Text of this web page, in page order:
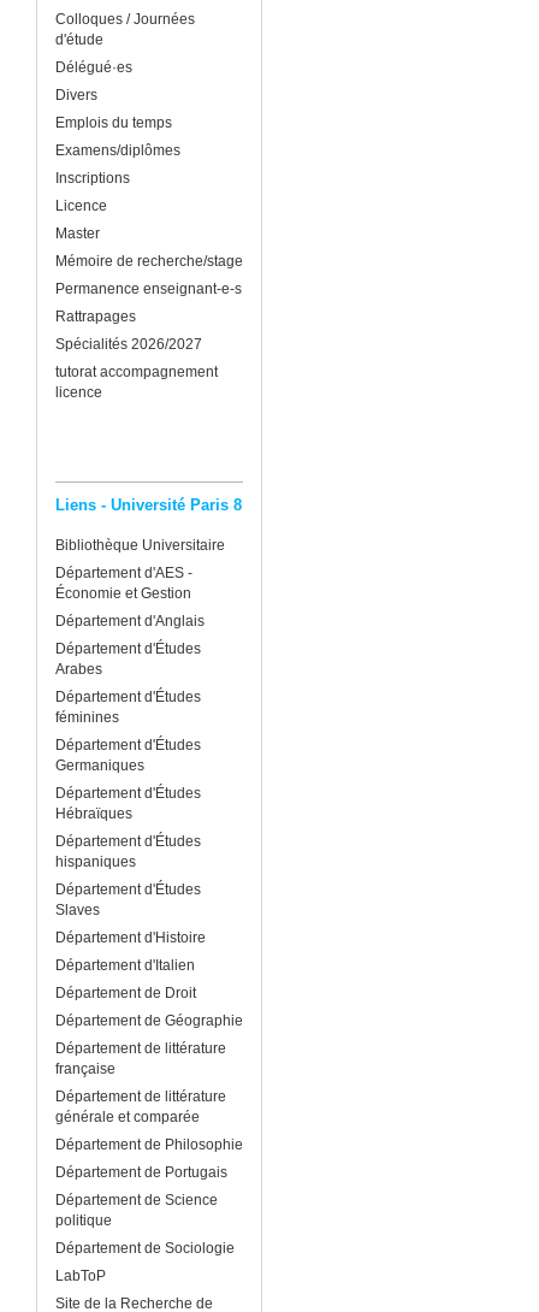
Colloques / Journées
d'étude
Délégué·es
Divers
Emplois du temps
Examens/diplômes
Inscriptions
Licence
Master
Mémoire de recherche/stage
Permanence enseignant-e-s
Rattrapages
Spécialités 2026/2027
tutorat accompagnement
licence
Liens - Université Paris 8
Bibliothèque Universitaire
Département d'AES -
Économie et Gestion
Département d'Anglais
Département d'Études
Arabes
Département d'Études
féminines
Département d'Études
Germaniques
Département d'Études
Hébraïques
Département d'Études
hispaniques
Département d'Études
Slaves
Département d'Histoire
Département d'Italien
Département de Droit
Département de Géographie
Département de littérature
française
Département de littérature
générale et comparée
Département de Philosophie
Département de Portugais
Département de Science
politique
Département de Sociologie
LabToP
Site de la Recherche de